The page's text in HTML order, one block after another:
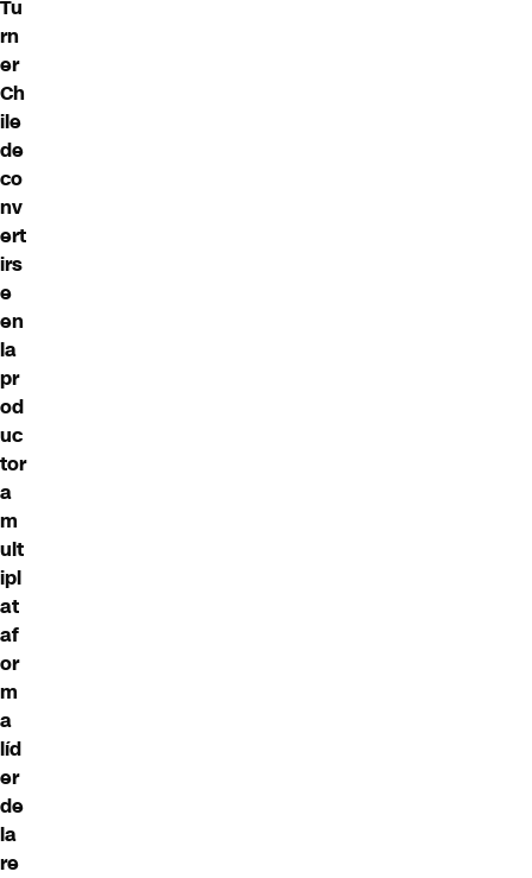
Tu
rn
er
Ch
ile
de
co
nv
ert
irs
e
en
la
pr
od
uc
tor
a
m
ult
ipl
at
af
or
m
a
líd
er
de
la
re